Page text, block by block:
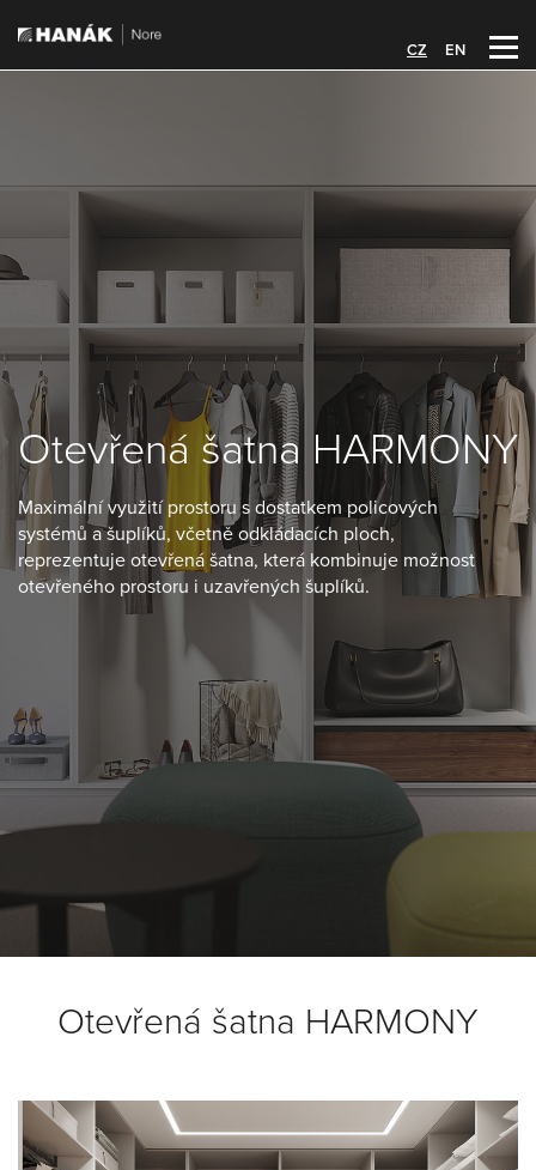
CZ EN
Otevřená šatna HARMONY
Maximální využití prostoru s dostatkem policových
systémů a šuplíků, včetně odkládacích ploch,
reprezentuje otevřená šatna, která kombinuje možnost
otevřeného prostoru i uzavřených šuplíků.
Otevřená šatna HARMONY